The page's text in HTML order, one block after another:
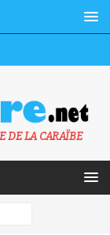
DE LA CARAÏBE